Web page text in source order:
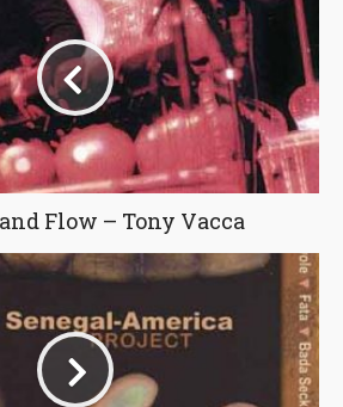
Flow – Tony Vacca